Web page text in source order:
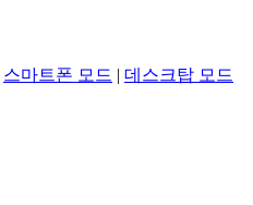
스마트폰 모드 | 데스크탑 모드